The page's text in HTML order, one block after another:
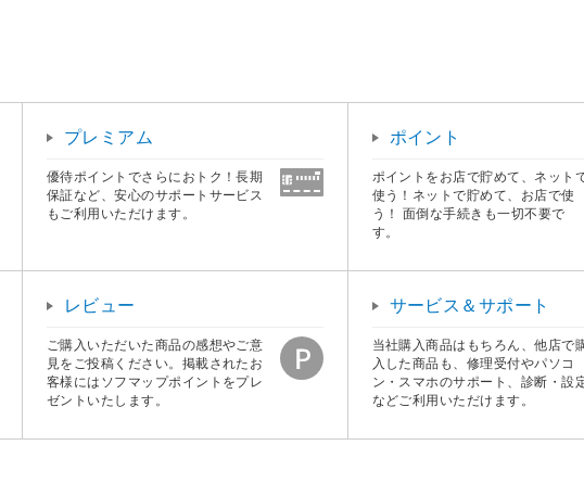
プレミアム
優待ポイントでさらにおトク！長期
保証など、安心のサポートサービス
もご利用いただけます。
ポイント
ポイントをお店で貯めて、ネット
使う！ネットで貯めて、お店で使
う！ 面倒な手続きも一切不要で
す。
レビュー
ご購入いただいた商品の感想やご意
見をご投稿ください。掲載されたお
客様にはソフマップポイントをプレ
ゼントいたします。
サービス＆サポート
当社購入商品はもちろん、他店で
入した商品も、修理受付やパソコ
ン・スマホのサポート、診断・設
などご利用いただけます。